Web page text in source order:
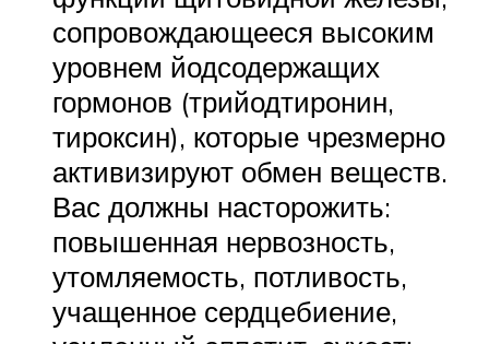
сопровождающееся высоким
уровнем йодсодержащих
гормонов (трийодтиронин,
тироксин), которые чрезмерно
активизируют обмен веществ.
Вас должны насторожить:
повышенная нервозность,
утомляемость, потливость,
учащенное сердцебиение,